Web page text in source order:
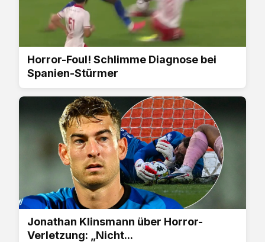
Horror-Foul! Schlimme Diagnose bei
Spanien-Stürmer
Jonathan Klinsmann über Horror-
Verletzung: „Nicht...